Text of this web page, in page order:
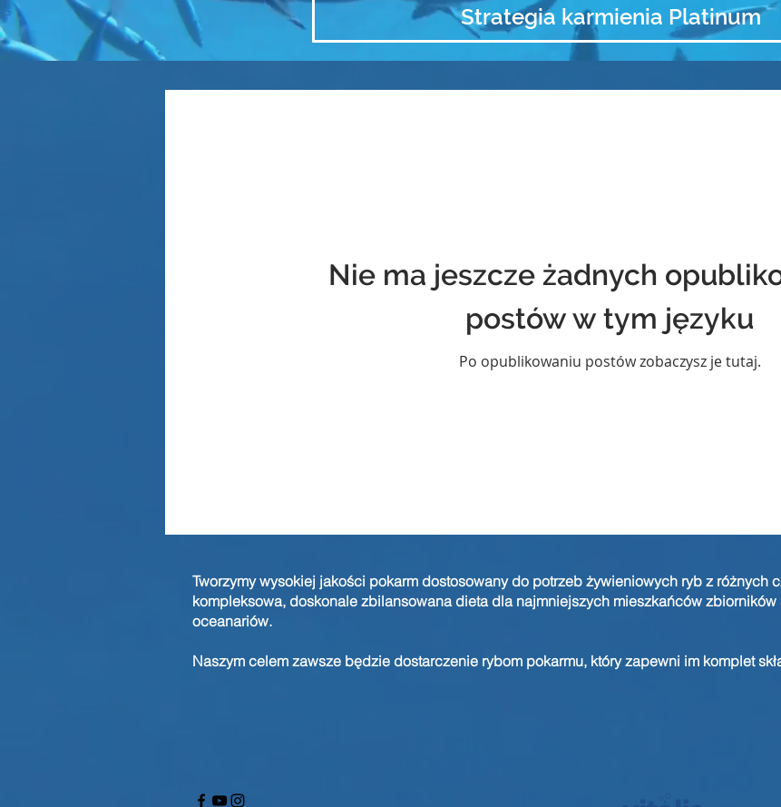
Strategia karmienia Platinum
Nie ma jeszcze żadnych
postów w tym języku
Po opublikowaniu postów zobaczysz je tutaj.
Tworzymy wysokiej jakości pokarm dostosowany do potrzeb żywieniowych ryb z różnych
kompleksowa, doskonale zbilansowana dieta dla najmniejszych mieszkańców
oceanariów.
Naszym celem zawsze będzie dostarczenie rybom pokarmu, który zapewni im komplet